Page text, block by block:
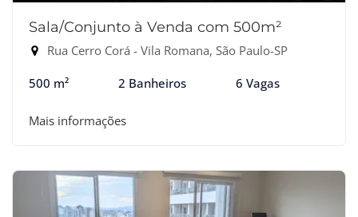
Sala/Conjunto à Venda com 500m²
Rua Cerro Corá - Vila Romana, São Paulo-SP
500 m² 2 Banheiros 6 Vagas
Mais informações